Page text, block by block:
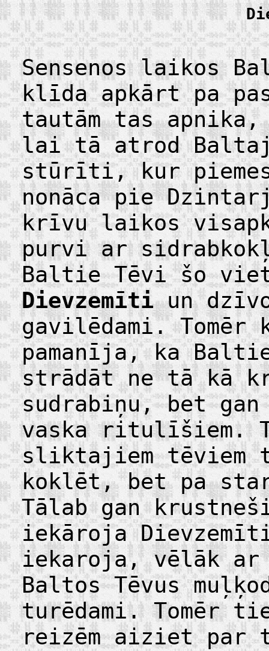
Sensenos laikos
klīda apkārt pa
tautām tas
lai tā atrod
stūrīti, kur
nonāca pie
krīvu laikos
purvi ar
Baltie Tēvi šo
Dievzemītiun
gavilēdami.
pamanīja, ka
strādāt ne tā kā
sudrabiņu, bet
vaska ritulīšiem.
sliktajiem
koklēt, bet pa
Tālab gan
iekāroja
iekaroja, vēlāk ar
Baltos Tēvus
turēdami. Tomēr
reizēm aiziet par